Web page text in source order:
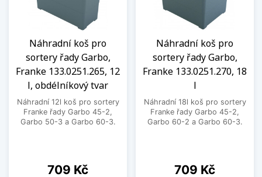
Náhradní koš pro
sortery řady Garbo,
Franke 133.0251.265, 12
l, obdélníkový tvar
Náhradní 12l koš pro sortery
Franke řady Garbo 45-2,
Garbo 50-3 a Garbo 60-3.
Cena
709 Kč
Náhradní koš pro
sortery řady Garbo,
Franke 133.0251.270, 18
l
Náhradní 18l koš pro sortery
Franke řady Garbo 45-2,
Garbo 60-2 a Garbo 60-3.
Cena
709 Kč